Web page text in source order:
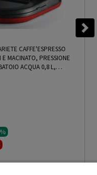
CAFFE'ESPRESSO
MACINATO, PRESSIONE
ACQUA 0,8 L,
- PRMG GRADING
14.99%